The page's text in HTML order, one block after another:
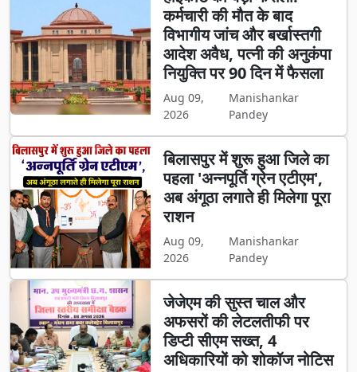
कर्मचारी की मौत के बाद
विभागीय जांच और बर्खास्तगी
आदेश अवैध, पत्नी की अनुकंपा
नियुक्ति पर 90 दिन में फैसला
Aug 09,
2026
Manishankar
Pandey
बिलासपुर में शुरू हुआ जिले का
पहला 'अन्नपूर्ति ग्रेन एटीएम',
अब अंगूठा लगाते ही मिलेगा पूरा
राशन
Aug 09,
2026
Manishankar
Pandey
जेजेएम की सुस्त चाल और
अफसरों की लेटलतीफी पर
डिप्टी सीएम सख्त, 4
अधिकारियों को शोकॉज नोटिस